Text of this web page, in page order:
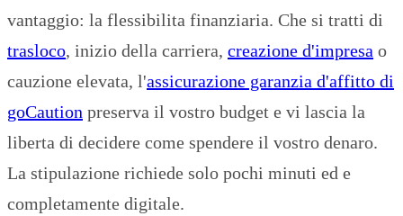
vantaggio: la flessibilita finanziaria. Che si tratti di
trasloco, inizio della carriera, creazione d'impresa o
cauzione elevata, l'assicurazione garanzia d'affitto di
goCaution preserva il vostro budget e vi lascia la
liberta di decidere come spendere il vostro denaro.
La stipulazione richiede solo pochi minuti ed e
completamente digitale.